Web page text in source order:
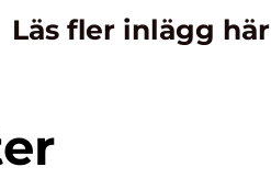
Läs fler inlägg här